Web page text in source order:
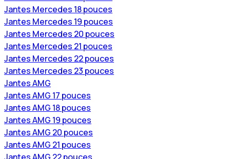
Jantes Mercedes 18 pouces
Jantes Mercedes 19 pouces
Jantes Mercedes 20 pouces
Jantes Mercedes 21 pouces
Jantes Mercedes 22 pouces
Jantes Mercedes 23 pouces
Jantes AMG
Jantes AMG 17 pouces
Jantes AMG 18 pouces
Jantes AMG 19 pouces
Jantes AMG 20 pouces
Jantes AMG 21 pouces